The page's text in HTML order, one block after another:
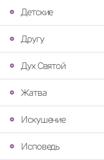
Детские
Другу
Дух Святой
Жатва
Искушение
Исповедь